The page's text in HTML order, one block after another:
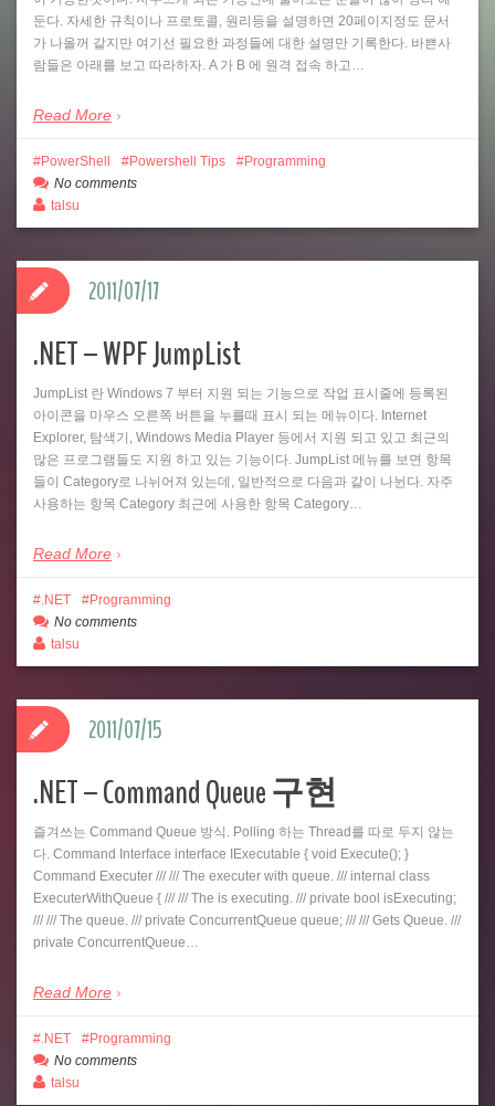
둔다. 자세한 규칙이나 프로토콜, 원리등을 설명하면 20페이지정도 문서
가 나올꺼 같지만 여기선 필요한 과정들에 대한 설명만 기록한다. 바쁜사
람들은 아래를 보고 따라하자. A 가 B 에 원격 접속 하고…
Read More
PowerShell Powershell Tips
Programming
No comments
talsu
.NET – WPF JumpList
JumpList 란 Windows 7 부터 지원 되는 기능으로 작업 표시줄에 등록된
아이콘을 마우스 오른쪽 버튼을 누를때 표시 되는 메뉴이다. Internet
Explorer, 탐색기, Windows Media Player 등에서 지원 되고 있고 최근의
많은 프로그램들도 지원 하고 있는 기능이다. JumpList 메뉴를 보면 항목
들이 Category로 나뉘어져 있는데, 일반적으로 다음과 같이 나뉜다. 자주
사용하는 항목 Category 최근에 사용한 항목 Category…
Read More
2011/07/17
.NET
Programming
No comments
talsu
.NET – Command Queue 구현
즐겨쓰는 Command Queue 방식. Polling 하는 Thread를 따로 두지 않는
다. Command Interface interface IExecutable { void Execute(); }
Command Executer /// /// The executer with queue. /// internal class
ExecuterWithQueue { /// /// The is executing. /// private bool isExecuting;
/// /// The queue. /// private ConcurrentQueue queue; /// /// Gets Queue. ///
private ConcurrentQueue…
Read More
2011/07/15
.NET
Programming
No comments
talsu